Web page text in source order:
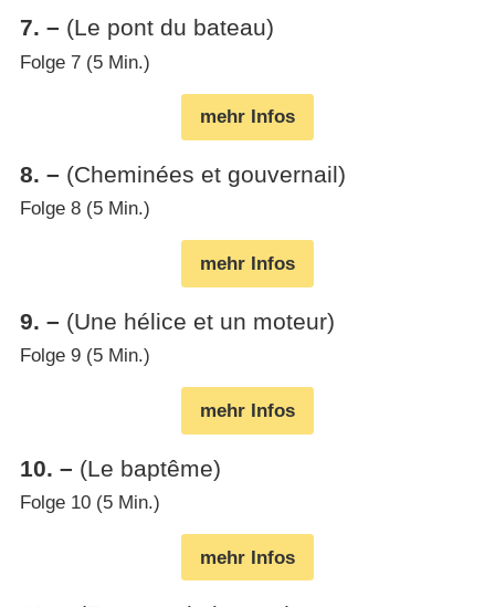
7. – (Le pont du bateau)
Folge 7 (5 Min.)
mehr Infos
8. – (Cheminées et gouvernail)
Folge 8 (5 Min.)
mehr Infos
9. – (Une hélice et un moteur)
Folge 9 (5 Min.)
mehr Infos
10. – (Le baptême)
Folge 10 (5 Min.)
mehr Infos